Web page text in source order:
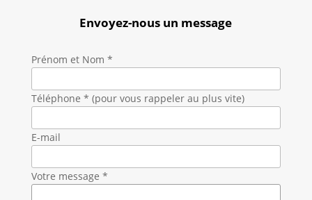
Envoyez-nous un message
Prénom et Nom *
Téléphone * (pour vous rappeler au plus vite)
E-mail
Votre message *